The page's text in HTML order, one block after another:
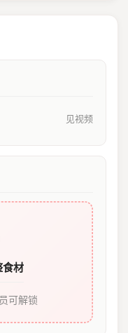
见视频
食材
可解锁